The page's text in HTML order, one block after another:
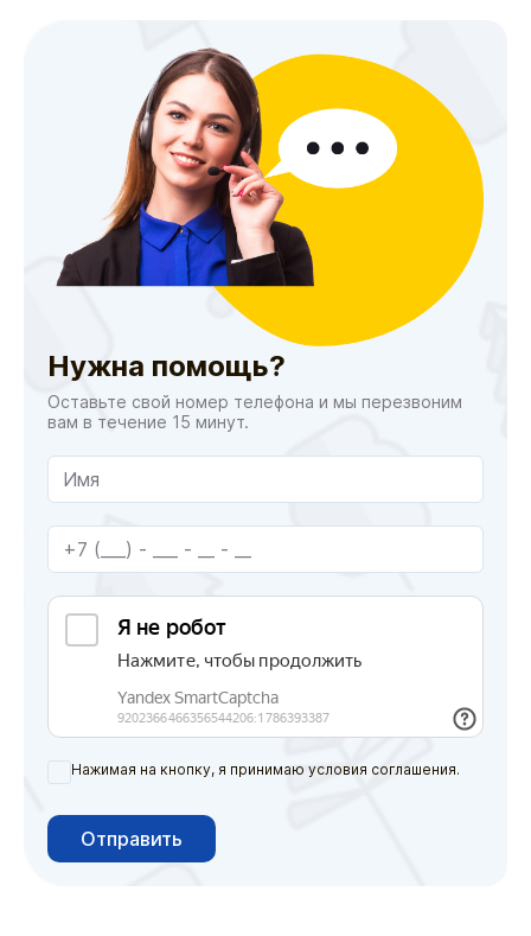
Нужна помощь?
Оставьте свой номер телефона и мы перезвоним
вам в течение 15 минут.
Нажимая на кнопку, я принимаю условия соглашения.
Отправить